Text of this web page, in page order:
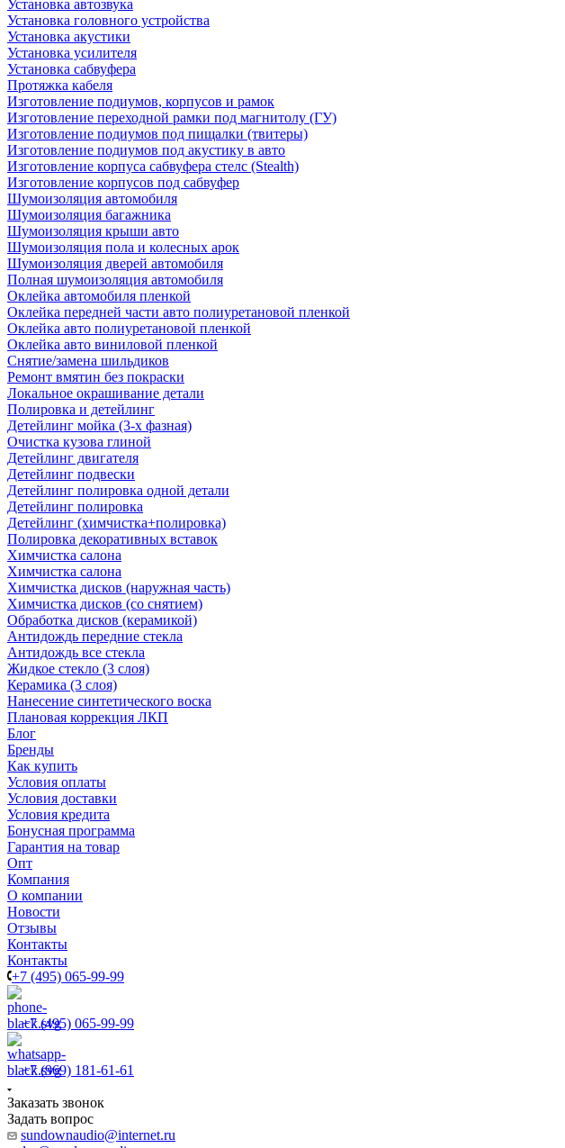
Установка автозвука
Установка головного устройства
Установка акустики
Установка усилителя
Установка сабвуфера
Протяжка кабеля
Изготовление подиумов, корпусов и рамок
Изготовление переходной рамки под магнитолу (ГУ)
Изготовление подиумов под пищалки (твитеры)
Изготовление подиумов под акустику в авто
Изготовление корпуса сабвуфера стелс (Stealth)
Изготовление корпусов под сабвуфер
Шумоизоляция автомобиля
Шумоизоляция багажника
Шумоизоляция крыши авто
Шумоизоляция пола и колесных арок
Шумоизоляция дверей автомобиля
Полная шумоизоляция автомобиля
Оклейка автомобиля пленкой
Оклейка передней части авто полиуретановой пленкой
Оклейка авто полиуретановой пленкой
Оклейка авто виниловой пленкой
Снятие/замена шильдиков
Ремонт вмятин без покраски
Локальное окрашивание детали
Полировка и детейлинг
Детейлинг мойка (3-х фазная)
Очистка кузова глиной
Детейлинг двигателя
Детейлинг подвески
Детейлинг полировка одной детали
Детейлинг полировка
Детейлинг (химчистка+полировка)
Полировка декоративных вставок
Химчистка салона
Химчистка салона
Химчистка дисков (наружная часть)
Химчистка дисков (со снятием)
Обработка дисков (керамикой)
Антидождь передние стекла
Антидождь все стекла
Жидкое стекло (3 слоя)
Керамика (3 слоя)
Нанесение синтетического воска
Плановая коррекция ЛКП
Блог
Бренды
Как купить
Условия оплаты
Условия доставки
Условия кредита
Бонусная программа
Гарантия на товар
Опт
Компания
О компании
Новости
Отзывы
Контакты
Контакты
+7 (495) 065-99-99
+7 (495) 065-99-99
+7 (969) 181-61-61
Заказать звонок
Задать вопрос
sundownaudio@internet.ru